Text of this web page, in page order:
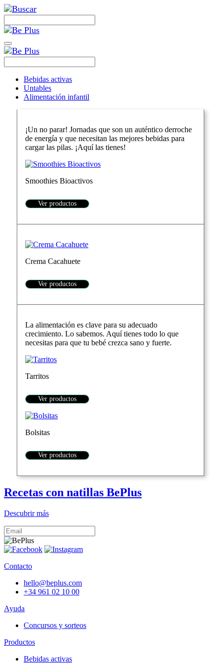
Bebidas activas
Untables
Alimentación infantil
¡Un no parar! Jornadas que son un auténtico derroche
de energía y que necesitan las mejores bebidas para
cargar las pilas. ¡Aquí las tienes!
Smoothies Bioactivos
Ver productos
Crema Cacahuete
Ver productos
La alimentación es clave para su adecuado
crecimiento. Lo sabemos. Aquí tienes todo lo que
necesitas para que tu bebé crezca sano y fuerte.
Tarritos
Ver productos
Bolsitas
Ver productos
Recetas con natillas BePlus
Descubrir más
Contacto
hello@beplus.com
+34 961 02 10 00
Ayuda
Concursos y sorteos
Productos
Bebidas activas